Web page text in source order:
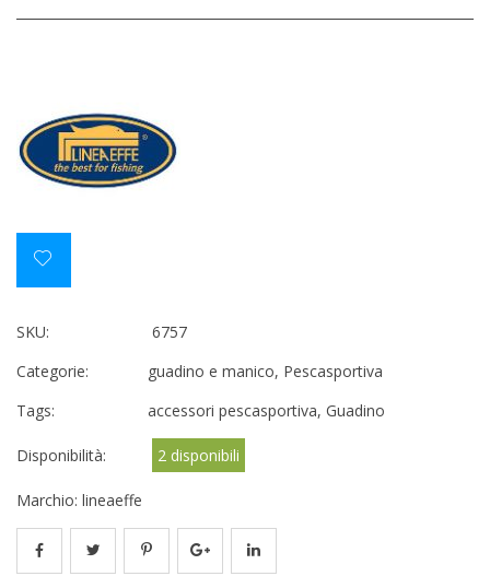
SKU:
6757
Categorie:
guadino e manico, Pescasportiva
Tags:
accessori pescasportiva, Guadino
Disponibilità: 2 disponibili
Marchio: lineaeffe